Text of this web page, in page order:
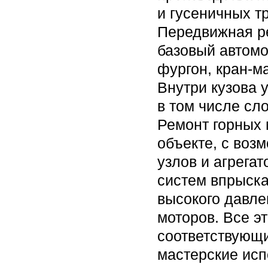
и гусеничных
Передвижная
базовый
фургон, кран-
Внутри кузова
в том числе
Ремонт горных
объекте, с
узлов и
систем
высокого
моторов. Все
мастерские